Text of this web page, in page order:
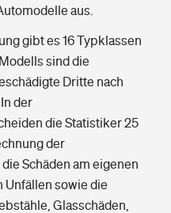
aus.
gibt es 16 Typklassen
sind die
Dritte nach
der
die Statistiker 25
der
Schäden am eigenen
sowie die
Glasschäden,